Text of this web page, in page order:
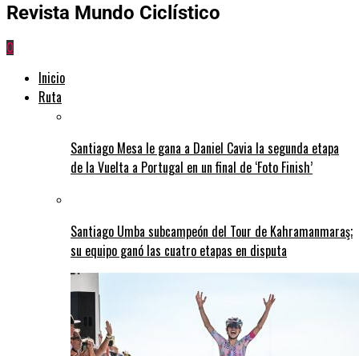
Revista Mundo Ciclístico
0
Inicio
Ruta
Santiago Mesa le gana a Daniel Cavia la segunda etapa
de la Vuelta a Portugal en un final de ‘Foto Finish’
Santiago Umba subcampeón del Tour de Kahramanmaraş;
su equipo ganó las cuatro etapas en disputa